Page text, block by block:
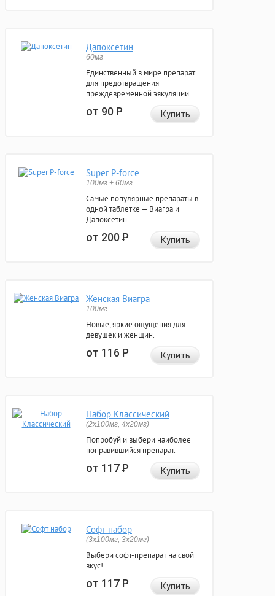
Дапоксетин
60мг
Единственный в мире препарат
для предотвращения
преждевременной эякуляции.
от 90Р Купить
Super P-force
100мг + 60мг
Самые популярные препараты в
одной таблетке — Виагра и
Дапоксетин.
от 200Р Купить
Женская Виагра
100мг
Новые, яркие ощущения для
девушек и женщин.
от 116Р Купить
Набор Классический
(2x100мг, 4x20мг)
Попробуй и выбери наиболее
понравившийся препарат.
от 117Р Купить
Софт набор
(3x100мг, 3x20мг)
Выбери софт-препарат на свой
вкус!
от 117Р Купить